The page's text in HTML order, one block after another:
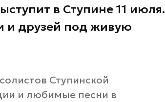
в Ступине 11 июля.
и друзей под живую
Ступинской
и любимые песни в